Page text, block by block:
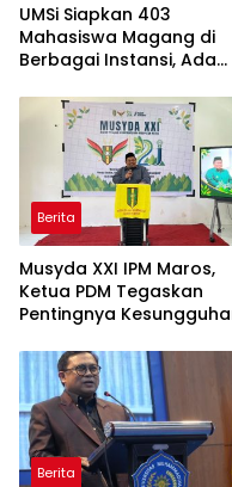
UMSi Siapkan 403
Mahasiswa Magang di
Berbagai Instansi, Ada
Taiwan
Berita
Musyda XXI IPM Maros,
Ketua PDM Tegaskan
Pentingnya
Berita